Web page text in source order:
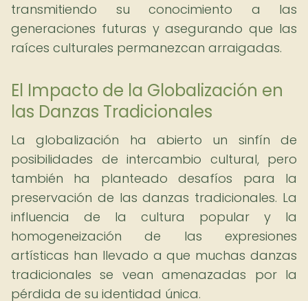
transmitiendo su conocimiento a las
generaciones futuras y asegurando que las
raíces culturales permanezcan arraigadas.
El Impacto de la Globalización en
las Danzas Tradicionales
La globalización ha abierto un sinfín de
posibilidades de intercambio cultural, pero
también ha planteado desafíos para la
preservación de las danzas tradicionales. La
influencia de la cultura popular y la
homogeneización de las expresiones
artísticas han llevado a que muchas danzas
tradicionales se vean amenazadas por la
pérdida de su identidad única.